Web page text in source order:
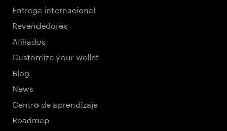
Entrega internacional
Revendedores
Afiliados
Customize your wallet
Blog
News
Centro de aprendizaje
Roadmap